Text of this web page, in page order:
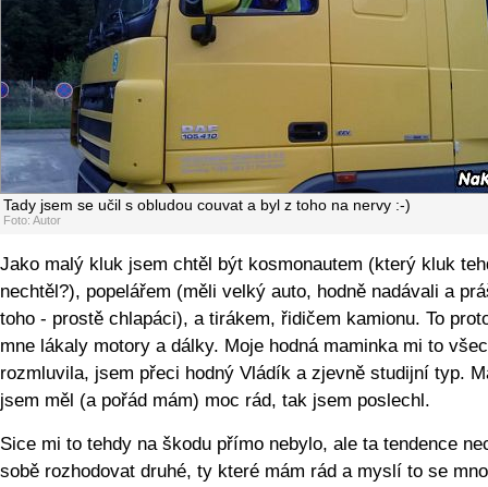
Tady jsem se učil s obludou couvat a byl z toho na nervy :-)
Foto: Autor
Jako malý kluk jsem chtěl být kosmonautem (který kluk
nechtěl?), popelářem (měli velký auto, hodně nadávali a
toho - prostě chlapáci), a tirákem, řidičem kamionu. To
mne lákaly motory a dálky. Moje hodná maminka mi to
rozmluvila, jsem přeci hodný Vládík a zjevně studijní typ.
jsem měl (a pořád mám) moc rád, tak jsem poslechl.
Sice mi to tehdy na škodu přímo nebylo, ale ta tendence
sobě rozhodovat druhé, ty které mám rád a myslí to se